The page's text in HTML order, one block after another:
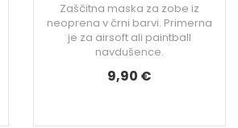
Zaščitna maska za zobe iz
neoprena v črni barvi. Primerna
je za airsoft ali paintball
navdušence.
9,90 €